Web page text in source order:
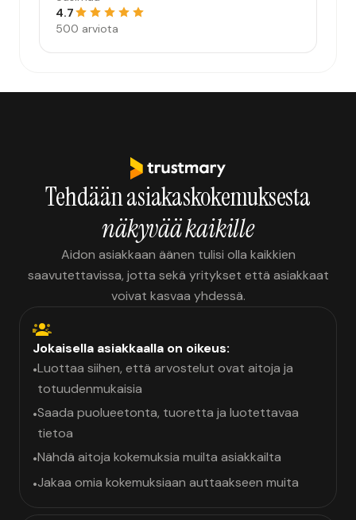
4.7
500 arviota
Tehdään asiakaskokemuksesta
näkyvää kaikille
Aidon asiakkaan äänen tulisi olla kaikkien
saavutettavissa, jotta sekä yritykset että asiakkaat
voivat kasvaa yhdessä.
Jokaisella asiakkaalla on oikeus:
•Luottaa siihen, että arvostelut ovat aitoja ja
totuudenmukaisia
•Saada puolueetonta, tuoretta ja luotettavaa
tietoa
•Nähdä aitoja kokemuksia muilta asiakkailta
•Jakaa omia kokemuksiaan auttaakseen muita